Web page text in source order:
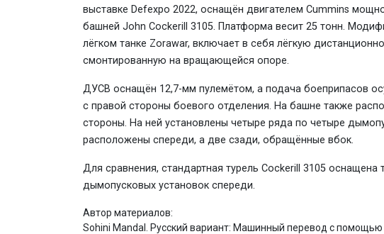
выставке Defexpo 2022, оснащён двигателем Cummins
башней John Cockerill 3105. Платформа весит 25 тонн.
лёгком танке Zorawar, включает в себя лёгкую
смонтированную на вращающейся опоре.
ДУСВ оснащён 12,7-мм пулемётом, а подача боеприпасов
с правой стороны боевого отделения. На башне также
стороны. На ней установлены четыре ряда по четыре
расположены спереди, а две сзади, обращённые вбок.
Для сравнения, стандартная турель Cockerill 3105
дымопусковых установок спереди.
Автор материалов:
Sohini Mandal. Русский вариант: Машинный перевод с помощью